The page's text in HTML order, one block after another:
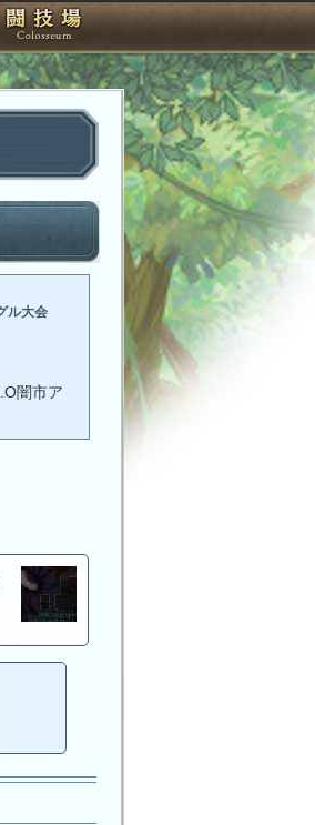
プ 闘技場
ル大会
闇市ア